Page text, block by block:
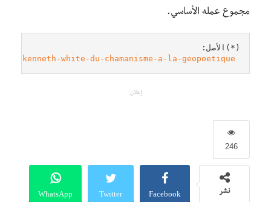
مجموع عمله الأساسي.
kenneth-white-du-chamanisme-a-la-geopoetique/
إعلان
246
نشر Facebook
Twitter
WhatsApp